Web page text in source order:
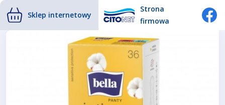
Sklep internetowy
Strona
firmowa